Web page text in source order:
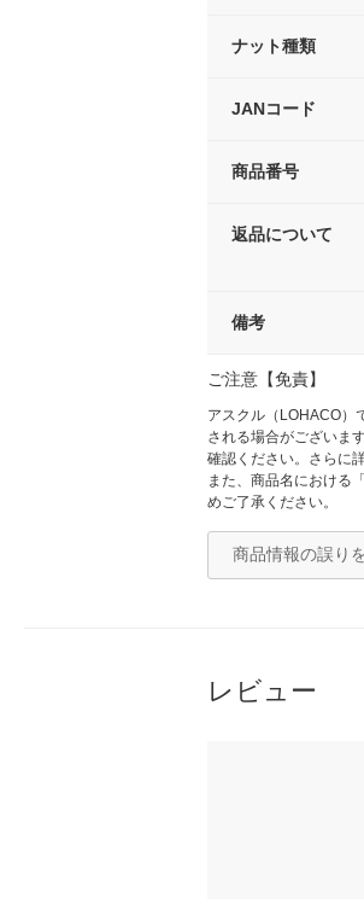
ナット種類
JANコード
商品番号
返品について
備考
ご注意【免責】
アスクル（LOHACO）
される場合がございま
確認ください。さらに
また、商品名における
めご了承ください。
商品情報の誤り
レビュー